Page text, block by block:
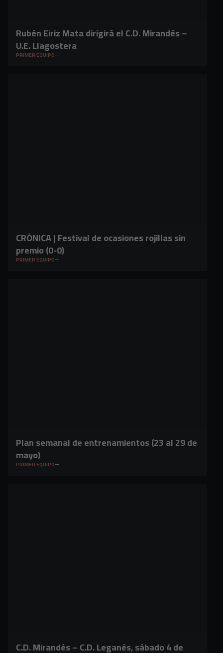
Rubén Eiriz Mata dirigirá el C.D. Mirandés –
U.E. Llagostera
PRIMER EQUIPO
CRÓNICA | Festival de ocasiones rojillas sin
premio (0-0)
PRIMER EQUIPO
Plan semanal de entrenamientos (23 al 29 de
mayo)
PRIMER EQUIPO
C.D. Mirandés – C.D. Leganés, sábado 4 de